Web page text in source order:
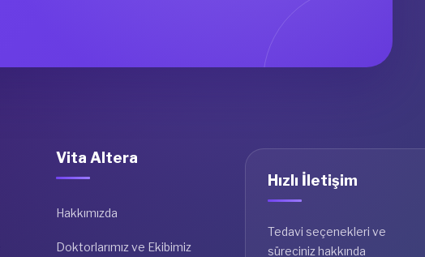
Vita Altera
Hakkımızda
Doktorlarımız ve Ekibimiz
Hızlı İletişim
Tedavi seçenekleri ve
süreciniz hakkında